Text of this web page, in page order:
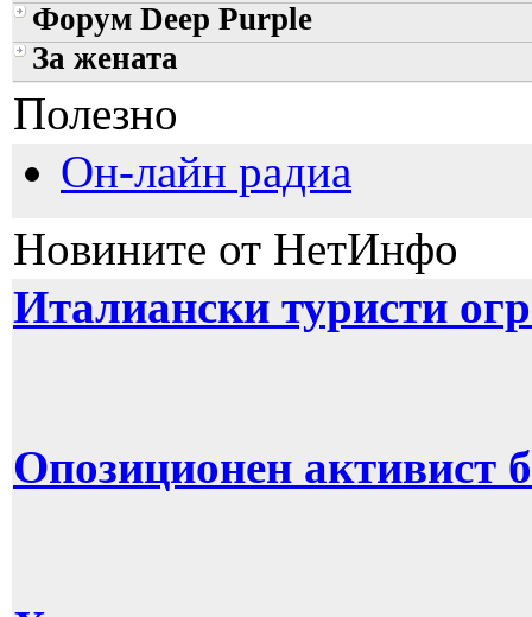
Форум Deep Purple
За жената
Полезно
Он-лайн радиа
Новините от НетИнфо
Италиански туристи
Опозиционен активист